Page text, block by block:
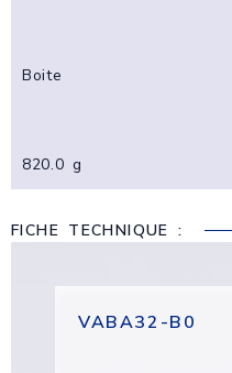
Boite
820.0 g
FICHE TECHNIQUE :
VABA32-B0